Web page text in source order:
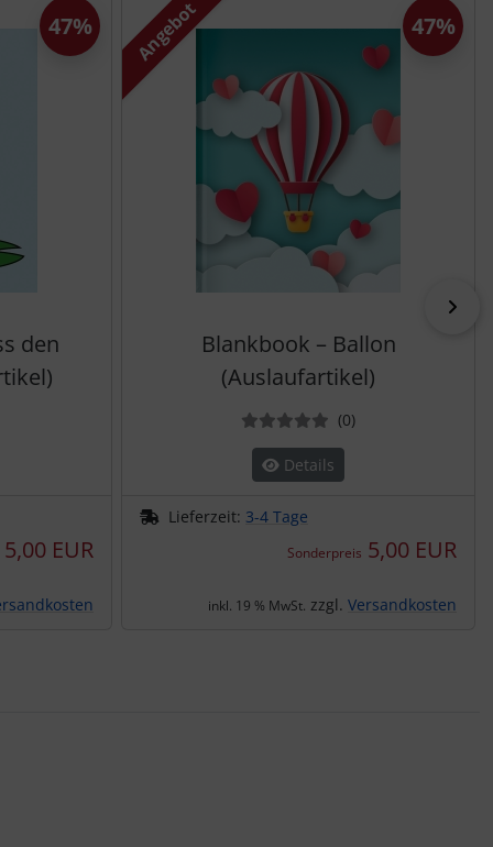
den
5,00 EUR
47% Angebot
Blankbook – Ballon
(Auslaufartikel)
(0Bewertungen
)
Details
Lieferzeit: 3-4 Tage
Sonderpreis 5,00 EUR
47%
inkl. 19 % MwSt. zzgl. Versandkosten